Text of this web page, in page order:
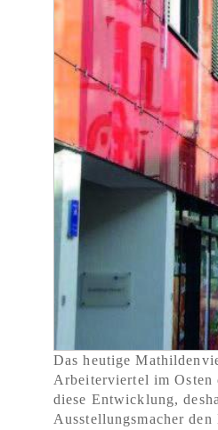
Das heutige
Arbeiterviertel im
diese Entwicklung,
Ausstellungsmacher